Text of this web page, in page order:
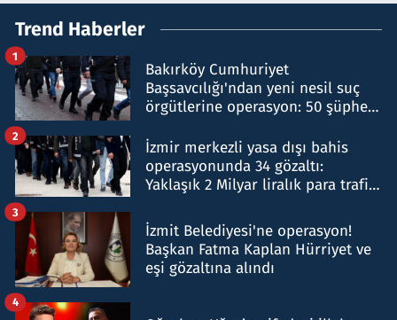
Trend Haberler
Bakırköy Cumhuriyet
Başsavcılığı'ndan yeni nesil suç
örgütlerine operasyon: 50 şüpheli
1
İzmir merkezli yasa dışı bahis
operasyonunda 34 gözaltı:
Yaklaşık 2 Milyar liralık para trafiği
2
İzmit Belediyesi'ne operasyon!
Başkan Fatma Kaplan Hürriyet ve
eşi gözaltına alındı
3
4